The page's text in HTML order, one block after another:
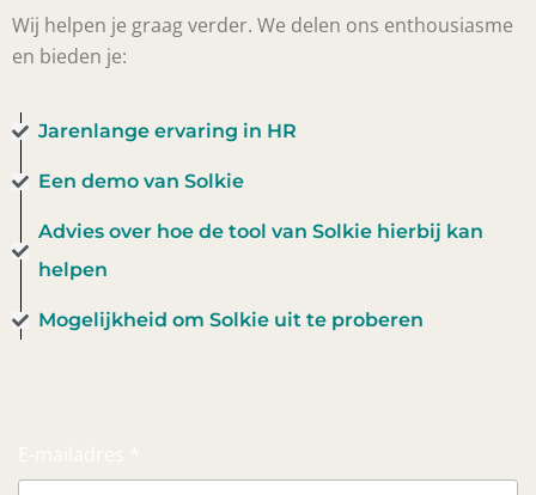
Wij helpen je graag verder. We delen ons enthousiasme
en bieden je:
Jarenlange ervaring in HR
Een demo van Solkie
Advies over hoe de tool van Solkie hierbij kan
helpen
Mogelijkheid om Solkie uit te proberen